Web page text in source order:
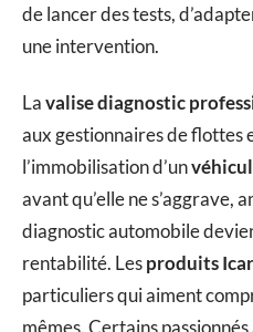
de lancer des tests,
une intervention.
Lavalise diagnostic
aux gestionnaires de flottes
l’immobilisation d’un
avant qu’elle ne s’aggrave,
diagnostic automobile
rentabilité. Lesproduits
particuliers qui aiment